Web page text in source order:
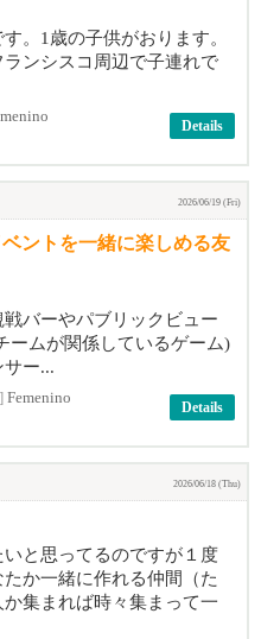
。1歳の子供がおります。
ンシスコ周辺で子連れで
Details
2026/06/19 (Fri)
ントを一緒に楽しめる友
バーやパブリックビュー
ームが関係しているゲーム)
ー...
Femenino
Details
2026/06/18 (Thu)
と思ってるのですが１度
か一緒に作れる仲間（た
集まれば時々集まって一